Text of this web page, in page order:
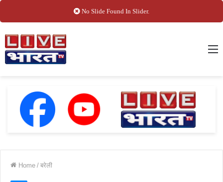
No Slide Found In Slider.
Home / बरेली